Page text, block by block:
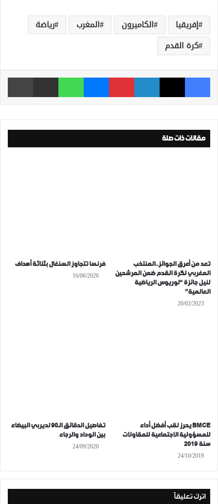
إفريقيا الكاميرون المغرب
رياضة
كرة القدم
فيسبوك ‫X لينكدإن بينتيريست ماسنجر واتساب مشاركة عبر البريد
مقالات ذات صلة
تعد من أعرق الجوائز..المنتخب
المغربي لكرة القدم ضمن المرشحين
لنيل جائزة “لوريوس الرياضية
العالمية”
20/02/2023
فرنسا تتجاوز السنغال بثلاثة أهداف
16/06/2026
BMCE يحرز لقب أفضل أداء
للمسؤولية الاجتماعية للمقاولات
سنة 2019
24/10/2019
تفاصيل الدقائق الـ90 لديربي البيضاء
بين الوداد والرجاء
24/09/2020
اترك تعليقاً